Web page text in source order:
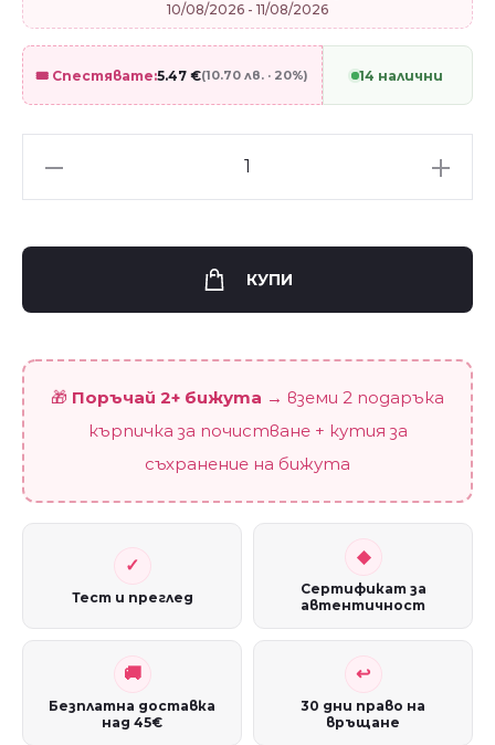
10/08/2026 - 11/08/2026
🎟️ Спестявате:5.47€(10.70 лв. · 20%) 14 налични
"Самолетче"
КУПИ
🎁 Поръчай 2+ бижута → вземи 2 подаръка
кърпичка за почистване + кутия за
съхранение на бижута
Тест и преглед
Сертификат за
автентичност
Безплатна доставка
над 45€
30 дни право на
връщане